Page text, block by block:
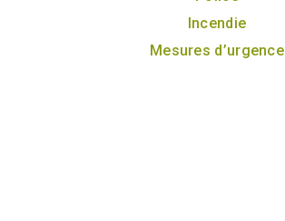
Incendie
Mesures d’urgence